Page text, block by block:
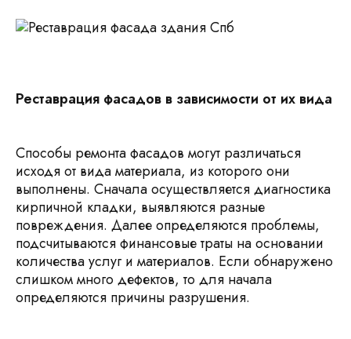
Реставрация фасадов в зависимости от их вида
Способы ремонта фасадов могут различаться
исходя от вида материала, из которого они
выполнены. Сначала осуществляется диагностика
кирпичной кладки, выявляются разные
повреждения. Далее определяются проблемы,
подсчитываются финансовые траты на основании
количества услуг и материалов. Если обнаружено
слишком много дефектов, то для начала
определяются причины разрушения.